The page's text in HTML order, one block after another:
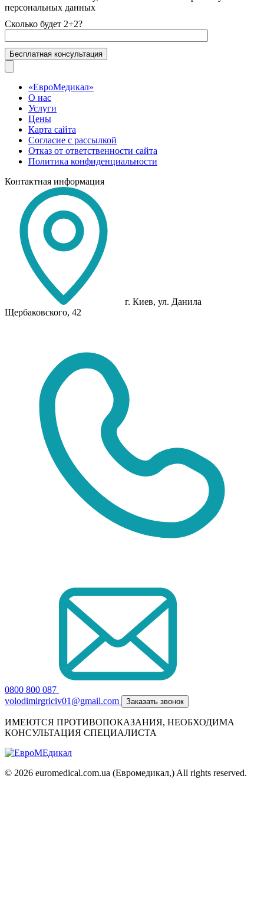
персональных данных
Сколько будет 2+2?
«ЕвроМедикал»
О нас
Услуги
Цены
Карта сайта
Согласие с рассылкой
Отказ от ответственности сайта
Политика конфиденциальности
Контактная информация
г. Киев, ул. Данила
Щербаковского, 42
0800 800 087
volodimirgriciv01@gmail.com
Заказать звонок
ИМЕЮТСЯ ПРОТИВОПОКАЗАНИЯ, НЕОБХОДИМА
КОНСУЛЬТАЦИЯ СПЕЦИАЛИСТА
© 2026 euromedical.com.ua (Евромедикал,) All rights reserved.